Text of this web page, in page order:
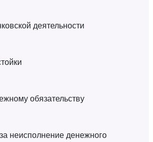
деятельности
обязательству
неисполнение денежного